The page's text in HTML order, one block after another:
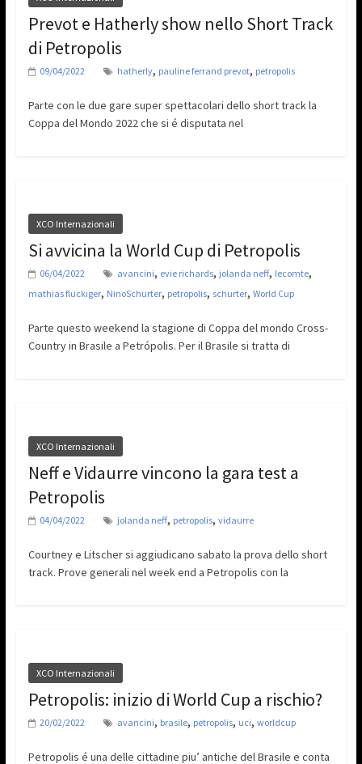
Prevot e Hatherly show nello Short Track
di Petropolis
09/04/2022 hatherly, pauline ferrand prevot, petropolis
Parte con le due gare super spettacolari dello short track la
Coppa del Mondo 2022 che si é disputata nel
XCO Internazionali
Si avvicina la World Cup di Petropolis
06/04/2022 avancini, evie richards, jolanda neff, lecomte,
mathias fluckiger, NinoSchurter, petropolis, schurter, World Cup
Parte questo weekend la stagione di Coppa del mondo Cross-
Country in Brasile a Petrópolis. Per il Brasile si tratta di
XCO Internazionali
Neff e Vidaurre vincono la gara test a
Petropolis
04/04/2022 jolanda neff, petropolis, vidaurre
Courtney e Litscher si aggiudicano sabato la prova dello short
track. Prove generali nel week end a Petropolis con la
XCO Internazionali
Petropolis: inizio di World Cup a rischio?
20/02/2022 avancini, brasile, petropolis, uci, worldcup
Petropolis é una delle cittadine piu’ antiche del Brasile e conta